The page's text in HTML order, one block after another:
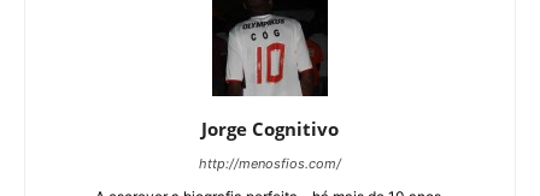
Jorge Cognitivo
http://menosfios.com/